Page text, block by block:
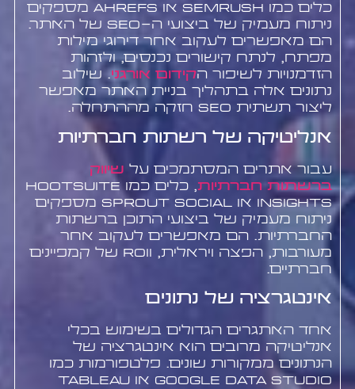
כלים כמו SEMrush או Ahrefs מספקים
ניתוח מעמיק של ביצועי ה-SEO של האתר.
הם מאפשרים לעקוב אחר דירוגי מילות
מפתח, לנתח קישורים נכנסים, ולזהות
הזדמנויות לשיפור הקידום אורגני. שילוב
נתונים אלה בתהליך בניית האתר מאפשר
ליצור תשתית SEO חזקה מההתחלה.
אנליטיקה של רשתות חברתיות
עבור אתרים המסתמכים על שיווק
ברשתות חברתיות
, כלים כמו Hootsuite
Insights או Sprout Social מספקים
ניתוח מעמיק של ביצועי התוכן ברשתות
החברתיות. הם מאפשרים לעקוב אחר
מעורבות, הפצה ויראלית, וROI של קמפיינים
חברתיים.
אינטגרציה של נתונים
אחד האתגרים הגדולים בשימוש בכלי
אנליטיקה מרובים הוא אינטגרציה של
הנתונים ממקורות שונים. פלטפורמות כמו
Google Data Studio או Tableau